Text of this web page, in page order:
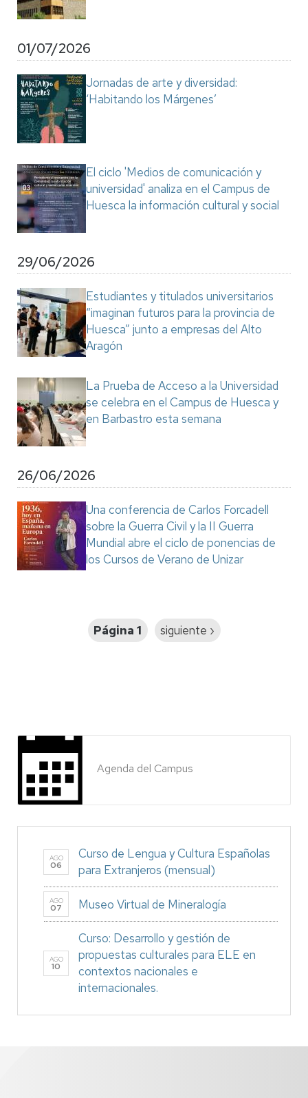
01/07/2026
Jornadas de arte y diversidad:
‘Habitando los Márgenes’
El ciclo 'Medios de comunicación y
universidad' analiza en el Campus de
Huesca la información cultural y social
29/06/2026
Estudiantes y titulados universitarios
“imaginan futuros para la provincia de
Huesca” junto a empresas del Alto
Aragón
La Prueba de Acceso a la Universidad
se celebra en el Campus de Huesca y
en Barbastro esta semana
26/06/2026
Una conferencia de Carlos Forcadell
sobre la Guerra Civil y la II Guerra
Mundial abre el ciclo de ponencias de
los Cursos de Verano de Unizar
Página 1
Siguiente
siguiente ›
Agenda del Campus
AGO
06
Curso de Lengua y Cultura Españolas
para Extranjeros (mensual)
AGO
07 Museo Virtual de Mineralogía
AGO
10
Curso: Desarrollo y gestión de
propuestas culturales para ELE en
contextos nacionales e
internacionales.